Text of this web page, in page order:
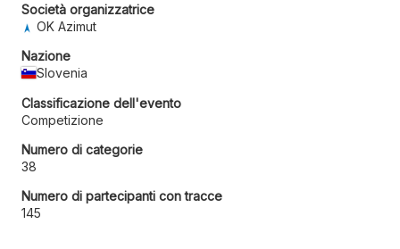
Società organizzatrice
OK Azimut
Nazione
Slovenia
Classificazione dell'evento
Competizione
Numero di categorie
38
Numero di partecipanti con tracce
145